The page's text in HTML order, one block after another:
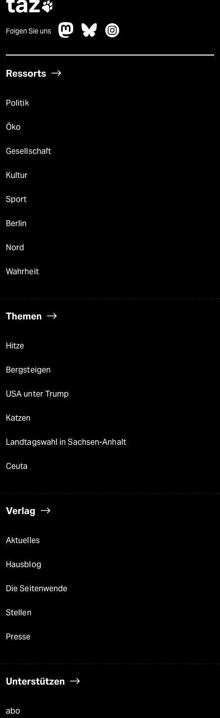

Folgen Sie uns
Ressorts
Politik
Öko
Gesellschaft
Kultur
Sport
Berlin
Nord
Wahrheit
Themen
Hitze
Bergsteigen
USA unter Trump
Katzen
Landtagswahl in Sachsen-Anhalt
Ceuta
Verlag
Aktuelles
Hausblog
Die Seitenwende
Stellen
Presse
Unterstützen
abo